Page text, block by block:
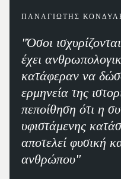
ΠΑΝΑΓΙΩΤΗΣ
"Όσοι
έχει
κατάφεραν να
ερμηνεία της
πεποίθηση ότι η
υφιστάμενης
αποτελεί φυσική
ανθρώπου"